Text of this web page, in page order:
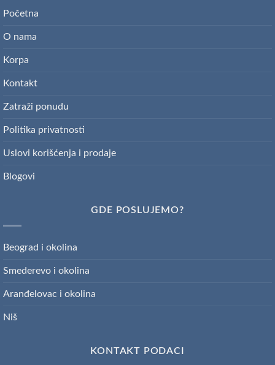
Početna
O nama
Korpa
Kontakt
Zatraži ponudu
Politika privatnosti
Uslovi korišćenja i prodaje
Blogovi
GDE POSLUJEMO?
Beograd i okolina
Smederevo i okolina
Aranđelovac i okolina
Niš
KONTAKT PODACI